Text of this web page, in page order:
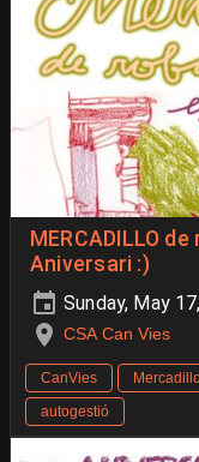
MERCADILLO
Aniversari :)
Sunday, May
CSA Can Vies
CanVies
autogestió